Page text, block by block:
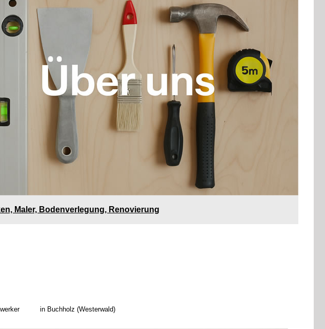
Maler, Bodenverlegung, Renovierung
in Buchholz (Westerwald)